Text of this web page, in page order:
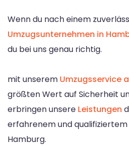
Wenn du nach einem
Umzugsunternehmen in
du bei uns genau richtig.
mit unserem Umzugsservice
größten Wert auf Sicherheit
erbringen unsere Leistungen
erfahrenem und qualifiziertem
Hamburg.